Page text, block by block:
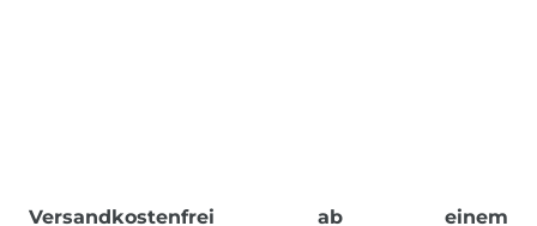
Versandkostenfrei ab einem